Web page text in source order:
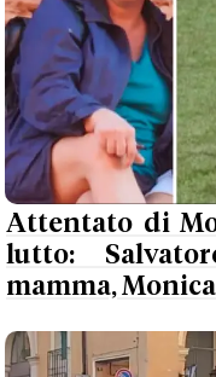
Attentato di
lutto:
mamma,